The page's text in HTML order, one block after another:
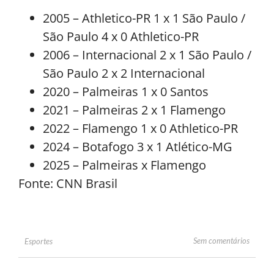
2005 – Athletico-PR 1 x 1 São Paulo /
São Paulo 4 x 0 Athletico-PR
2006 – Internacional 2 x 1 São Paulo /
São Paulo 2 x 2 Internacional
2020 – Palmeiras 1 x 0 Santos
2021 – Palmeiras 2 x 1 Flamengo
2022 – Flamengo 1 x 0 Athletico-PR
2024 – Botafogo 3 x 1 Atlético-MG
2025 – Palmeiras x Flamengo
Fonte: CNN Brasil
Esportes Sem comentários